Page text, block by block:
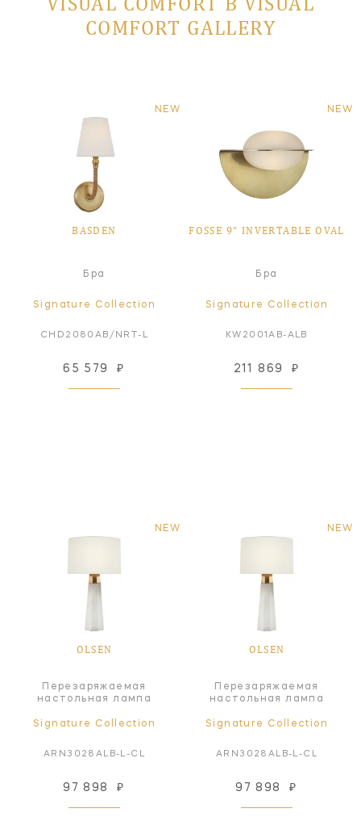
COMFORT GALLERY
NEW
BASDEN
Бра
Signature Collection
CHD2080AB/NRT-L
65 579 ₽
NEW
FOSSE 9" INVERTABLE OVAL
Бра
Signature Collection
KW2001AB-ALB
211 869 ₽
NEW
OLSEN
Перезаряжаемая
настольная лампа
Signature Collection
ARN3028ALB-L-CL
97 898 ₽
NEW
OLSEN
Перезаряжаемая
настольная лампа
Signature Collection
ARN3028ALB-L-CL
97 898 ₽